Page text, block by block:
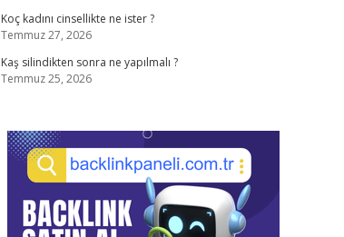
Koç kadını cinsellikte ne ister ?
Temmuz 27, 2026
Kaş silindikten sonra ne yapılmalı ?
Temmuz 25, 2026